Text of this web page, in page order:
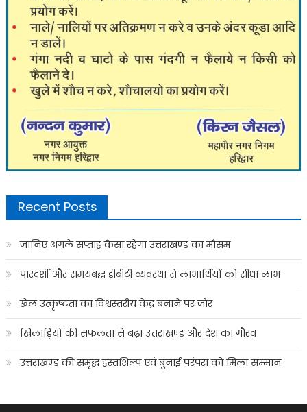
Recent Posts
जानिए अगले सप्ताह कैसा रहेगा उत्तराखण्ड का मौसम
पारदर्शी और समयबद्ध डीबीटी व्यवस्था से लाभार्थियों को सीधा लाभ
खेल उत्कृष्टता का विश्वस्तरीय केंद्र बनाने पर जोर
खिलाड़ियों की सफलता से बढ़ा उत्तराखण्ड और देश का गौरव
उत्तराखण्ड की समृद्ध हस्तशिल्प एवं बुनाई परंपरा को मिला सम्मान